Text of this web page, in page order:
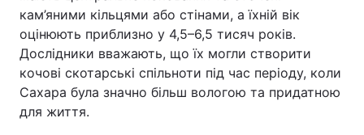
кам’яними кільцями або стінами, а їхній вік
оцінюють приблизно у 4,5–6,5 тисяч років.
Дослідники вважають, що їх могли створити
кочові скотарські спільноти під час періоду, коли
Сахара була значно більш вологою та придатною
для життя.